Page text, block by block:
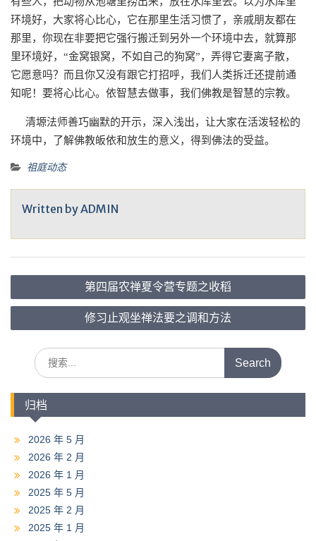
环境好，大家将心比心，它在那里生活习惯了，亲戚朋友都在
那里，你现在非要把它强行搬迁到另外一个环境中去，就算那
里环境好，“金窝银窝，不如自己的狗窝”，弄得它妻离子散，
它愿意吗？而且你又没有跟它打招呼，我们人类拆迁还提前通
知呢！要将心比心。依智慧去做事，我们佛教是智慧的宗教。
清塬法师善巧幽默的开示，深入浅出，让大家在活泼轻松的
环境中，了解佛教皈依和放生的意义，得到佛法的受益。
祖庭动态
Written byADMIN
文
章
第四届农禅夏令营专题之收稻
修习止观坐禅法要之调和方法
Search
for:
归档
2026 年 5 月
2026 年 2 月
2026 年 1 月
2025 年 5 月
2025 年 2 月
2025 年 1 月